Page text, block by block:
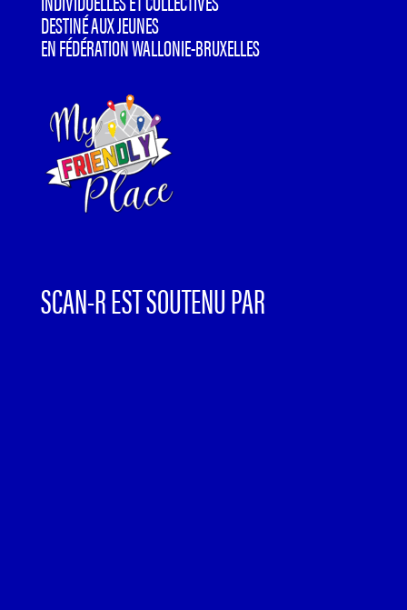
DESTINÉ AUX JEUNES
EN FÉDÉRATION WALLONIE-BRUXELLES
SCAN-R EST SOUTENU PAR